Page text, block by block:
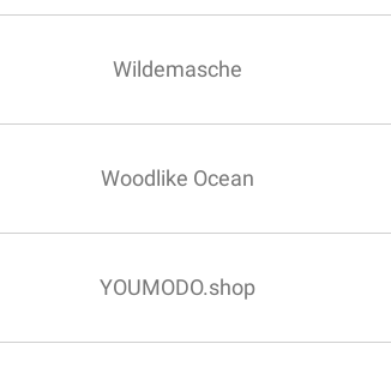
Wildemasche
Woodlike Ocean
YOUMODO.shop